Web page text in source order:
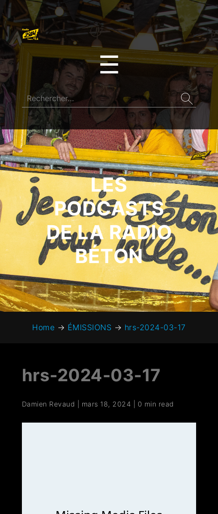
☰
LES
PODCASTS
DE LA RADIO
BÉTON
Home → ÉMISSIONS → hrs-2024-03-17
hrs-2024-03-17
Damien Revaud mars 18, 2024 0 min read